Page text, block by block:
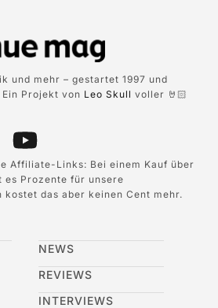
und mehr – gestartet 1997 und
Projekt von Leo Skull voller 🤘🏻
Affiliate-Links: Bei einem Kauf über
es Prozente für unsere
kostet das aber keinen Cent mehr.
NEWS
REVIEWS
INTERVIEWS